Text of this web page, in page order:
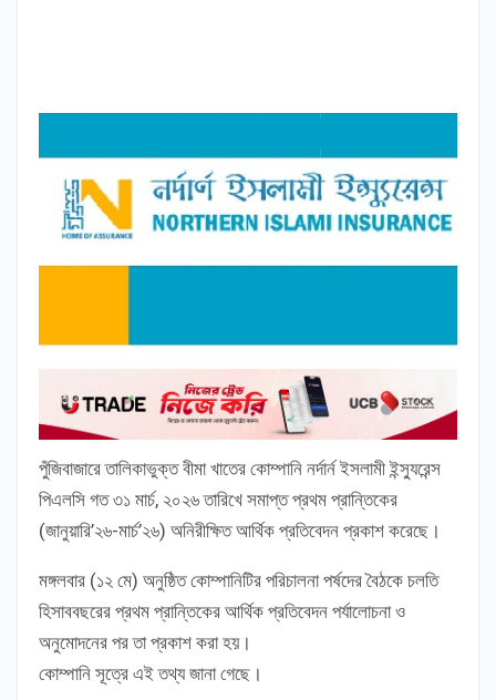
পুঁজিবাজারে তালিকাভুক্ত বীমা খাতের কোম্পানি নর্দার্ন ইসলামী ইন্স্যুরেন্স
পিএলসি গত ৩১ মার্চ, ২০২৬ তারিখে সমাপ্ত প্রথম প্রান্তিকের
(জানুয়ারি’২৬-মার্চ’২৬) অনিরীক্ষিত আর্থিক প্রতিবেদন প্রকাশ করেছে।
মঙ্গলবার (১২ মে) অনুষ্ঠিত কোম্পানিটির পরিচালনা পর্ষদের বৈঠকে চলতি
হিসাববছরের প্রথম প্রান্তিকের আর্থিক প্রতিবেদন পর্যালোচনা ও
অনুমোদনের পর তা প্রকাশ করা হয়।
কোম্পানি সূত্রে এই তথ্য জানা গেছে।